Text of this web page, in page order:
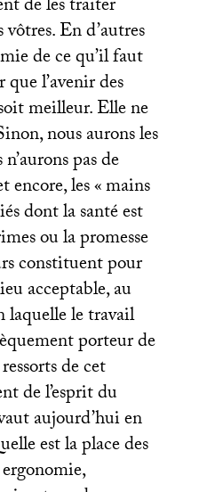
de les traiter
En d’autres
de ce qu’il faut
l’avenir des
meilleur. Elle ne
nous aurons les
pas de
encore, les «mains
dont la santé est
ou la promesse
constituent pour
acceptable, au
laquelle le travail
porteur de
de cet
de l’esprit du
aujourd’hui en
est la place des